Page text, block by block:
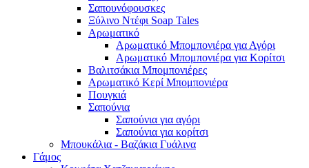
Σαπουνόφουσκες
Ξύλινο Ντέφι Soap Tales
Αρωματικό
Αρωματικό Μπομπονιέρα για Αγόρι
Αρωματικό Μπομπονιέρα για Κορίτσι
Βαλιτσάκια Μπομπονιέρες
Αρωματικό Κερί Μπομπονιέρα
Πουγκιά
Σαπούνια
Σαπούνια για αγόρι
Σαπούνια για κορίτσι
Μπουκάλια - Βαζάκια Γυάλινα
Γάμος